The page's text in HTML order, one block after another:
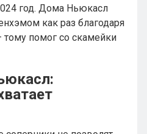
год. Дома Ньюкасл
как раз благодаря
помог со скамейки